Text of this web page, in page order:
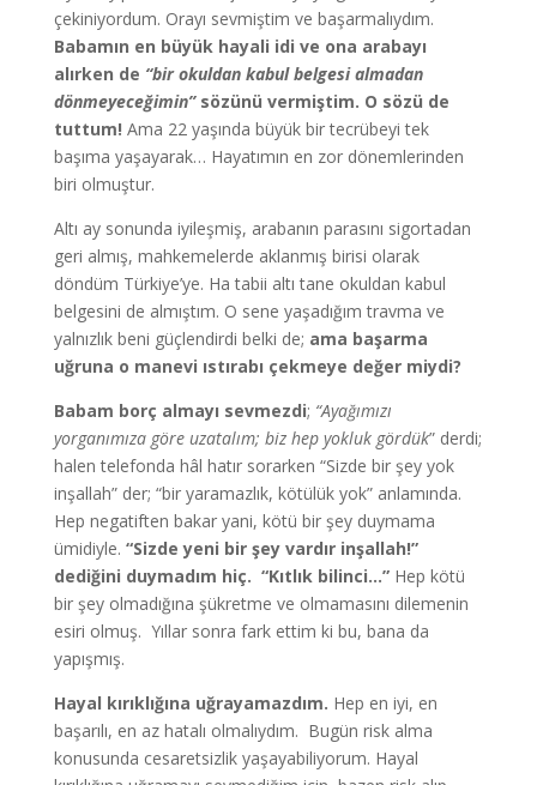
çekiniyordum. Orayı sevmiştim ve başarmalıydım.
Babamın en büyük hayali idi ve ona arabayı
alırken de “bir okuldan kabul belgesi almadan
dönmeyeceğimin”sözünü vermiştim. O sözü de
tuttum! Ama 22 yaşında büyük bir tecrübeyi tek
başıma yaşayarak… Hayatımın en zor dönemlerinden
biri olmuştur.
Altı ay sonunda iyileşmiş, arabanın parasını sigortadan
geri almış, mahkemelerde aklanmış birisi olarak
döndüm Türkiye’ye. Ha tabii altı tane okuldan kabul
belgesini de almıştım. O sene yaşadığım travma ve
yalnızlık beni güçlendirdi belki de; ama başarma
uğruna o manevi ıstırabı çekmeye değer miydi?
Babam borç almayı sevmezdi; “Ayağımızı
yorganımıza göre uzatalım; biz hep yokluk gördük” derdi;
halen telefonda hâl hatır sorarken “Sizde bir şey yok
inşallah” der; “bir yaramazlık, kötülük yok” anlamında.
Hep negatiften bakar yani, kötü bir şey duymama
ümidiyle. “Sizde yeni bir şey vardır inşallah!”
dediğini duymadım hiç. “Kıtlık bilinci…”Hep kötü
bir şey olmadığına şükretme ve olmamasını dilemenin
esiri olmuş. Yıllar sonra fark ettim ki bu, bana da
yapışmış.
Hayal kırıklığına uğrayamazdım. Hep en iyi, en
başarılı, en az hatalı olmalıydım. Bugün risk alma
konusunda cesaretsizlik yaşayabiliyorum. Hayal